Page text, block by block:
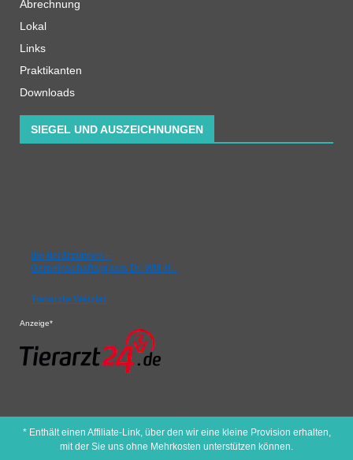
Abrechnung
Lokal
Links
Praktikanten
Downloads
SIEGEL UND AUSZEICHNUNGEN
die tierärztinnen –
Gemeinschaftspraxis Dr. Will-H…
Tierärzte Wetzlar
Anzeige*
* Enthält einen Affiliate-Link, über den wir eine kleine Provision erhalten,
mit der Sie uns ohne Mehrkosten unterstützen können.